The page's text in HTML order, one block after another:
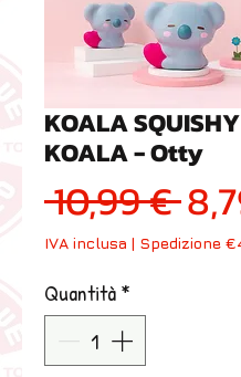
KOALA
KOALA - Otty
10,99 €
IVA inclusa | Spedizione
Quantità*